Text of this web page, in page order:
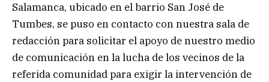
Salamanca, ubicado en el barrio San José de
Tumbes, se puso en contacto con nuestra sala de
redacción para solicitar el apoyo de nuestro medio
de comunicación en la lucha de los vecinos de la
referida comunidad para exigir la intervención de